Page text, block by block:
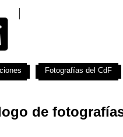
de
Fotografías del CdF